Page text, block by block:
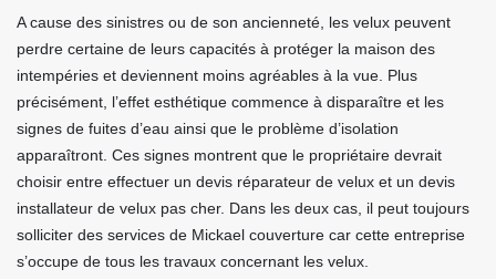
A cause des sinistres ou de son ancienneté, les velux peuvent
perdre certaine de leurs capacités à protéger la maison des
intempéries et deviennent moins agréables à la vue. Plus
précisément, l’effet esthétique commence à disparaître et les
signes de fuites d’eau ainsi que le problème d’isolation
apparaîtront. Ces signes montrent que le propriétaire devrait
choisir entre effectuer un devis réparateur de velux et un devis
installateur de velux pas cher. Dans les deux cas, il peut toujours
solliciter des services de Mickael couverture car cette entreprise
s’occupe de tous les travaux concernant les velux.